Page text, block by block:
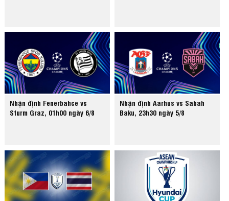
Nhận định Fenerbahce vs
Sturm Graz, 01h00 ngày 6/8
Nhận định Aarhus vs Sabah
Baku, 23h30 ngày 5/8